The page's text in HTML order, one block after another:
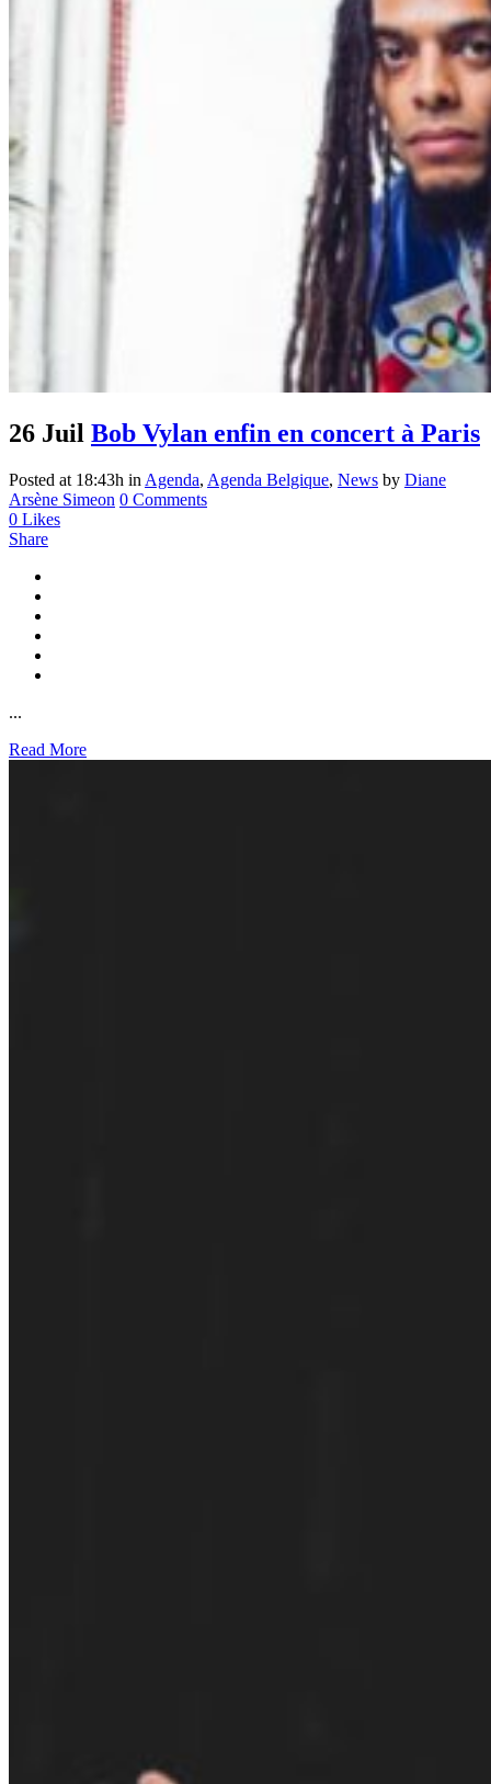
26 Juil Bob Vylan enfin en concert à Paris
Posted at 18:43h in Agenda, Agenda Belgique, News by Diane
Arsène Simeon 0 Comments
0 Likes
Share
...
Read More